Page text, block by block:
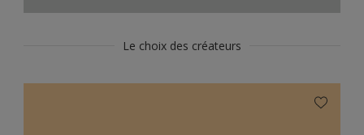
Le choix des créateurs